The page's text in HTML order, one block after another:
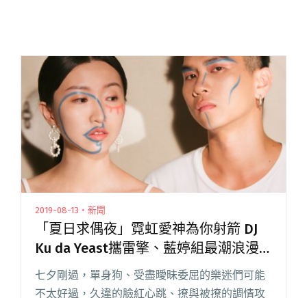
2019-08-13・新聞
「夏日求偶夜」霓虹愛神為你射箭 DJ
Ku da Yeast攜雷擎、藍婷組最潮浪漫
隊
七夕剛過，單身狗、受盡曖昧委屈的樂迷們可能
不太好過，久違的臉紅心跳、撩與被撩的調情攻